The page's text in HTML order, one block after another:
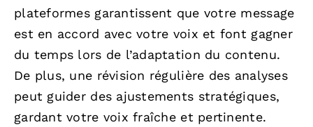
plateformes garantissent que votre message
est en accord avec votre voix et font gagner
du temps lors de l’adaptation du contenu.
De plus, une révision régulière des analyses
peut guider des ajustements stratégiques,
gardant votre voix fraîche et pertinente.